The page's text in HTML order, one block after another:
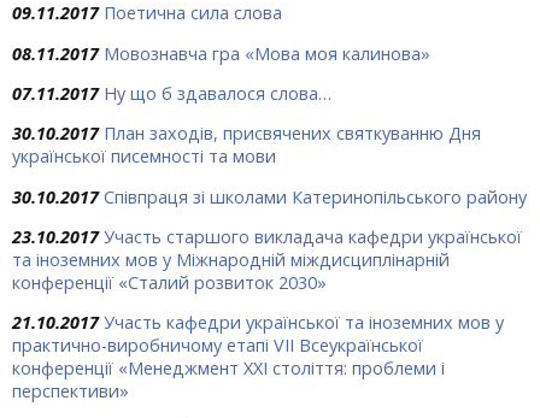
09.11.2017 Поетична сила слова
08.11.2017 Мовознавча гра «Мова моя калинова»
07.11.2017 Ну що б здавалося слова…
30.10.2017 План заходів, присвячених святкуванню Дня
української писемності та мови
30.10.2017 Співпраця зі школами Катеринопільського району
23.10.2017 Участь старшого викладача кафедри української
та іноземних мов у Міжнародній міждисциплінарній
конференції «Сталий розвиток 2030»
21.10.2017 Участь кафедри української та іноземних мов у
практично-виробничому етапі VII Всеукраїнської
конференції «Менеджмент ХХІ століття: проблеми і
перспективи»